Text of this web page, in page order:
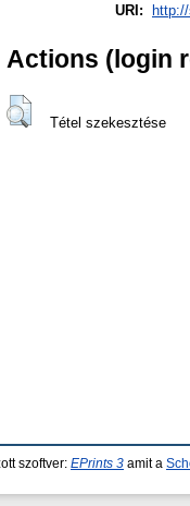
URI:
Actions (login
Tétel szekesztése
szoftver: EPrints 3 amit a